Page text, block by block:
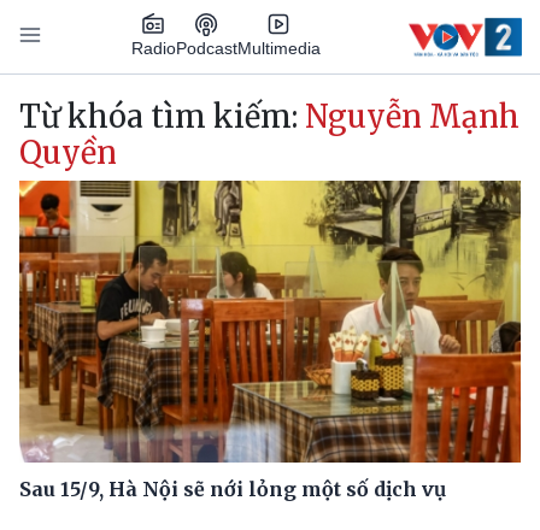
Nhảy đến nội dung
RadioPodcastMultimedia
Main navigation
Từ khóa tìm kiếm: Nguyễn Mạnh
Quyền
Sau 15/9, Hà Nội sẽ nới lỏng một số dịch vụ